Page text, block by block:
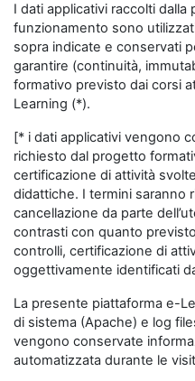
I dati applicativi raccolti
funzionamento sono
sopra indicate e conservati
garantire (continuità,
formativo previsto dai corsi
Learning (*).
[* i dati applicativi vengono
richiesto dal progetto
certificazione di attività
didattiche. I termini saranno
cancellazione da parte
contrasti con quanto
controlli, certificazione di
oggettivamente identificati
La presente piattaforma e-
di sistema (Apache) e log
vengono conservate
automatizzata durante le